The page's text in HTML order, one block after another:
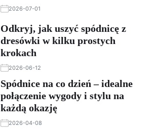
2026-07-01
Odkryj, jak uszyć spódnicę z
dresówki w kilku prostych
krokach
2026-06-12
Spódnice na co dzień – idealne
połączenie wygody i stylu na
każdą okazję
2026-04-08